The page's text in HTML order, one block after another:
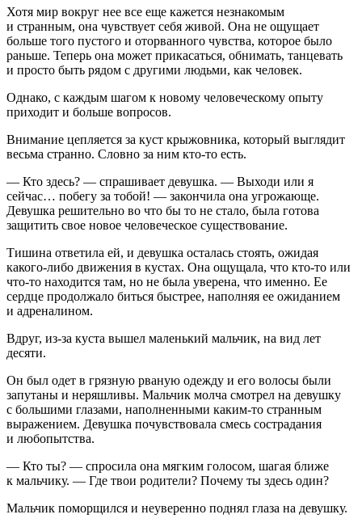
Хотя мир вокруг нее все еще кажется незнакомым
и странным, она чувствует себя живой. Она не ощущает
больше того пустого и оторванного чувства, которое было
раньше. Теперь она может прикасаться, обнимать, танцевать
и просто быть рядом с другими людьми, как человек.
Однако, с каждым шагом к новому человеческому опыту
приходит и больше вопросов.
Внимание цепляется за куст крыжовника, который выглядит
весьма странно. Словно за ним кто-то есть.
— Кто здесь? — спрашивает девушка. — Выходи или я
сейчас… побегу за тобой! — закончила она угрожающе.
Девушка решительно во что бы то не стало, была готова
защитить свое новое человеческое существование.
Тишина ответила ей, и девушка осталась стоять, ожидая
какого-либо движения в кустах. Она ощущала, что кто-то или
что-то находится там, но не была уверена, что именно. Ее
сердце продолжало биться быстрее, наполняя ее ожиданием
и адреналином.
Вдруг, из-за куста вышел маленький мальчик, на вид лет
десяти.
Он был одет в грязную рваную одежду и его волосы были
запутаны и неряшливы. Мальчик молча смотрел на девушку
с большими глазами, наполненными каким-то странным
выражением. Девушка почувствовала смесь сострадания
и любопытства.
— Кто ты? — спросила она мягким голосом, шагая ближе
к мальчику. — Где твои родители? Почему ты здесь один?
Мальчик поморщился и неуверенно поднял глаза на девушку.